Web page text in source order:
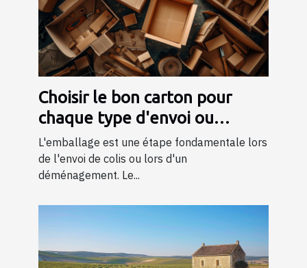
Choisir le bon carton pour
chaque type d'envoi ou
déménagement
L'emballage est une étape fondamentale lors
de l'envoi de colis ou lors d'un
déménagement. Le...